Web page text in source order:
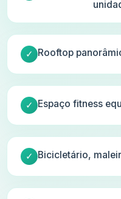
Rooftop
Espaço fitness
Bicicletário,